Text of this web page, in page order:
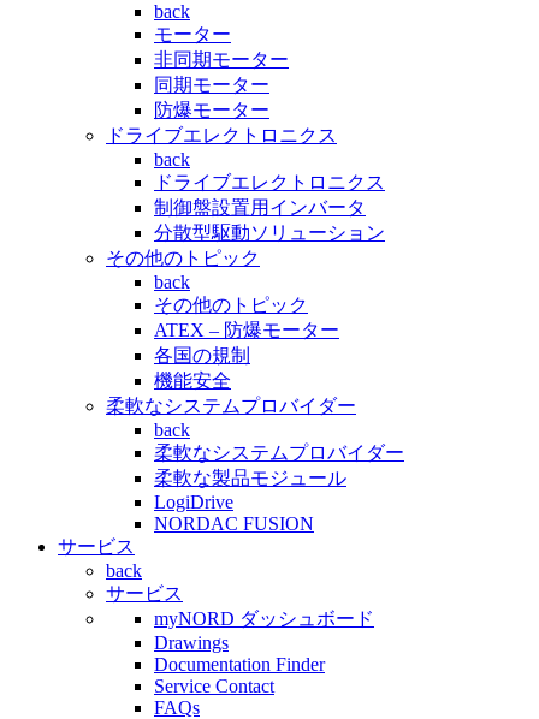
back
モーター
非同期モーター
同期モーター
防爆モーター
ドライブエレクトロニクス
back
ドライブエレクトロニクス
制御盤設置用インバータ
分散型駆動ソリューション
その他のトピック
back
その他のトピック
ATEX – 防爆モーター
各国の規制
機能安全
柔軟なシステムプロバイダー
back
柔軟なシステムプロバイダー
柔軟な製品モジュール
LogiDrive
NORDAC FUSION
サービス
back
サービス
myNORD ダッシュボード
Drawings
Documentation Finder
Service Contact
FAQs